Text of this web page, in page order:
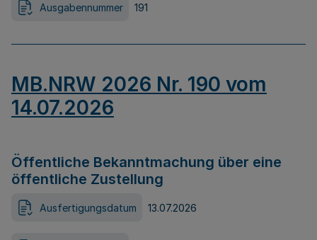
Ausgabennummer 191
MB.NRW 2026 Nr. 190 vom
14.07.2026
Öffentliche Bekanntmachung über eine
öffentliche Zustellung
Ausfertigungsdatum 13.07.2026